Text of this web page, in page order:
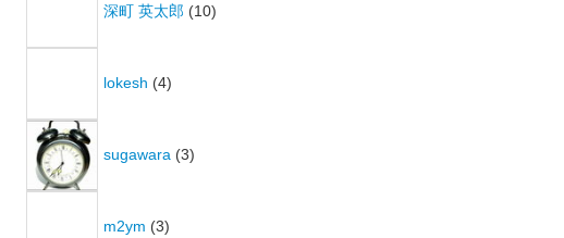
深町 英太郎 (10)
lokesh (4)
sugawara (3)
m2ym (3)